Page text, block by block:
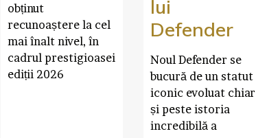
obținut
recunoaștere la cel
mai înalt nivel, în
cadrul prestigioasei
ediții 2026
lui
Defender
Noul Defender se
bucură de un statut
iconic evoluat chiar
și peste istoria
incredibilă a